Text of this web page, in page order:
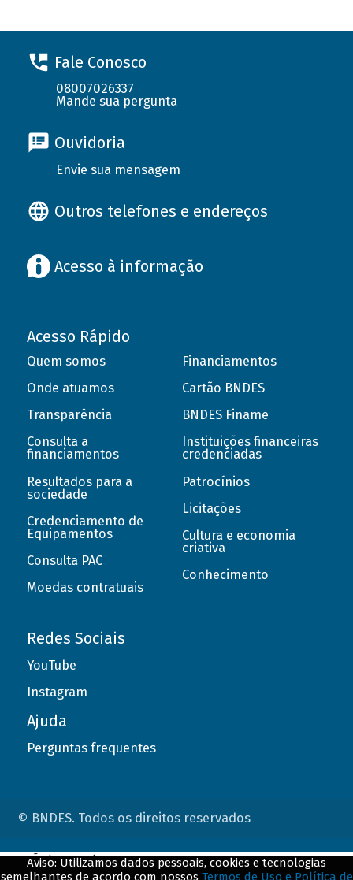
Fale Conosco
08007026337
Mande sua pergunta
Ouvidoria
Envie sua mensagem
Outros telefones e endereços
Acesso à informação
Acesso Rápido
Quem somos
Onde atuamos
Transparência
Consulta a
financiamentos
Resultados para a
sociedade
Credenciamento de
Equipamentos
Consulta PAC
Moedas contratuais
Financiamentos
Cartão BNDES
BNDES Finame
Instituições financeiras
credenciadas
Patrocínios
Licitações
Cultura e economia
criativa
Conhecimento
Redes Sociais
YouTube
Instagram
Ajuda
Perguntas frequentes
© BNDES. Todos os direitos reservados
Aviso: Utilizamos dados pessoais, cookies e tecnologias
semelhantes de acordo com nossos Termos de Uso e Política de
ConteÃºdo complementar